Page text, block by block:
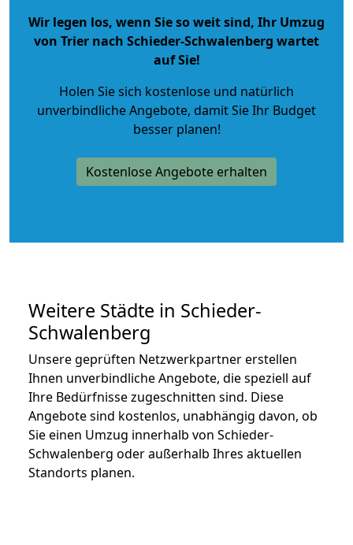
Wir legen los, wenn Sie so weit sind, Ihr Umzug
von Trier nach Schieder-Schwalenberg wartet
auf Sie!
Holen Sie sich kostenlose und natürlich
unverbindliche Angebote, damit Sie Ihr Budget
besser planen!
Kostenlose Angebote erhalten
Weitere Städte in Schieder-
Schwalenberg
Unsere geprüften Netzwerkpartner erstellen
Ihnen unverbindliche Angebote, die speziell auf
Ihre Bedürfnisse zugeschnitten sind. Diese
Angebote sind kostenlos, unabhängig davon, ob
Sie einen Umzug innerhalb von Schieder-
Schwalenberg oder außerhalb Ihres aktuellen
Standorts planen.